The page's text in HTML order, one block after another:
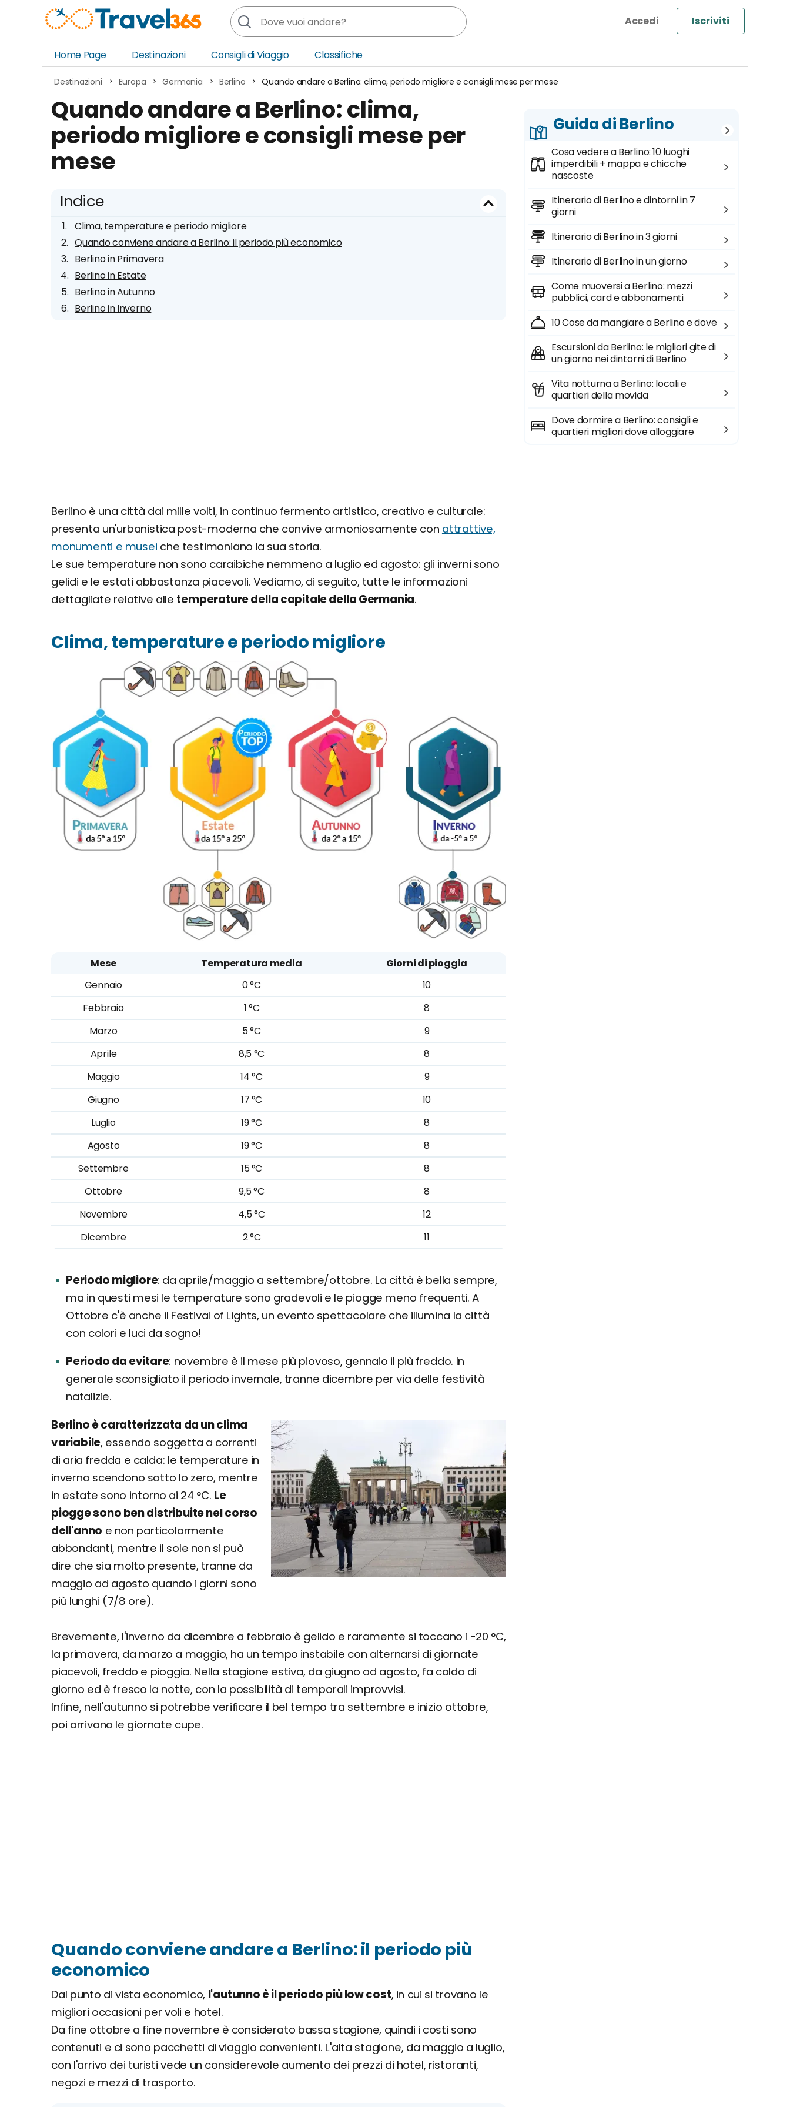
Iscriviti
Home Page
Destinazioni
Nord America
America Centrale
Sud America
Medio Oriente
Consigli di Viaggio Classifiche
Destinazioni Europa Germania Berlino Quando andare a Berlino: clima, periodo migliore e consigli mese per mese
Quando andare a Berlino: clima,
periodo migliore e consigli mese per
mese
Indice
Clima, temperature e periodo migliore
Quando conviene andare a Berlino: il periodo più economico
Berlino in Primavera
Berlino in Estate
Berlino in Autunno
Berlino in Inverno
Berlino è una città dai mille volti, in continuo fermento artistico, creativo e culturale:
presenta un'urbanistica post-moderna che convive armoniosamente con attrattive,
monumenti e musei che testimoniano la sua storia.
Le sue temperature non sono caraibiche nemmeno a luglio ed agosto: gli inverni sono
gelidi e le estati abbastanza piacevoli. Vediamo, di seguito, tutte le informazioni
dettagliate relative alle temperature della capitale della Germania.
Clima, temperature e periodo migliore
Mese Temperatura media
Giorni di pioggia
Gennaio
0 °C
10
Febbraio
1 °C
8
Marzo
5 °C
9
Aprile
8,5 °C
8
Maggio
14 °C
9
Giugno
17 °C
10
Luglio
19 °C
8
Agosto
19 °C
8
Settembre
15 °C
8
Ottobre
9,5 °C
8
Novembre
4,5 °C
12
Dicembre
2 °C 11
Periodo migliore da aprile/maggio a settembre/ottobre. La città è bella sempre,
ma in questi mesi le temperature sono gradevoli e le piogge meno frequenti. A
Ottobre c'è anche il Festival of Lights, un evento spettacolare che illumina la città
con colori e luci da sogno!
Periodo da evitare novembre è il mese più piovoso, gennaio il più freddo. In
generale sconsigliato il periodo invernale, tranne dicembre per via delle festività
natalizie.
Berlino è caratterizzata da un clima
variabile, essendo soggetta a correnti
di aria fredda e calda: le temperature in
inverno scendono sotto lo zero, mentre
in estate sono intorno ai 24 °C. Le
piogge sono ben distribuite nel corso
dell'anno e non particolarmente
abbondanti, mentre il sole non si può
dire che sia molto presente, tranne da
maggio ad agosto quando i giorni sono
più lunghi (7/8 ore).
Brevemente, l'inverno da dicembre a febbraio è gelido e raramente si toccano i -20 °C,
la primavera, da marzo a maggio, ha un tempo instabile con alternarsi di giornate
piacevoli, freddo e pioggia. Nella stagione estiva, da giugno ad agosto, fa caldo di
giorno ed è fresco la notte, con la possibilità di temporali improvvisi.
Infine, nell'autunno si potrebbe verificare il bel tempo tra settembre e inizio ottobre,
poi arrivano le giornate cupe.
Quando conviene andare a Berlino: il periodo più
economico
Dal punto di vista economico, l'autunno è il periodo più low cost, in cui si trovano le
migliori occasioni per voli e hotel.
Da fine ottobre a fine novembre è considerato bassa stagione, quindi i costi sono
contenuti e ci sono pacchetti di viaggio convenienti. L'alta stagione, da maggio a luglio,
con l'arrivo dei turisti vede un considerevole aumento dei prezzi di hotel, ristoranti,
negozi e mezzi di trasporto.
Guida di Berlino
Cosa vedere a Berlino: 10 luoghi
imperdibili + mappa e chicche
nascoste
Itinerario di Berlino e dintorni in 7
giorni
Itinerario di Berlino in 3 giorni
Itinerario di Berlino in un giorno
Come muoversi a Berlino: mezzi
pubblici, card e abbonamenti
10 Cose da mangiare a Berlino e dove
Escursioni da Berlino: le migliori gite di
un giorno nei dintorni di Berlino
Vita notturna a Berlino: locali e
quartieri della movida
Dove dormire a Berlino: consigli e
quartieri migliori dove alloggiare